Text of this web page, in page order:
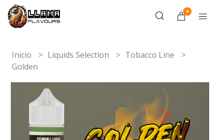
0
Inicio Liquids Selection
Tobacco Line
Golden